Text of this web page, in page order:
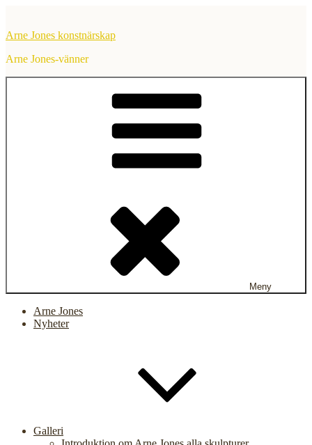
innehåll
Arne Jones konstnärskap
Arne Jones-vänner
Meny
Arne Jones
Nyheter
Galleri